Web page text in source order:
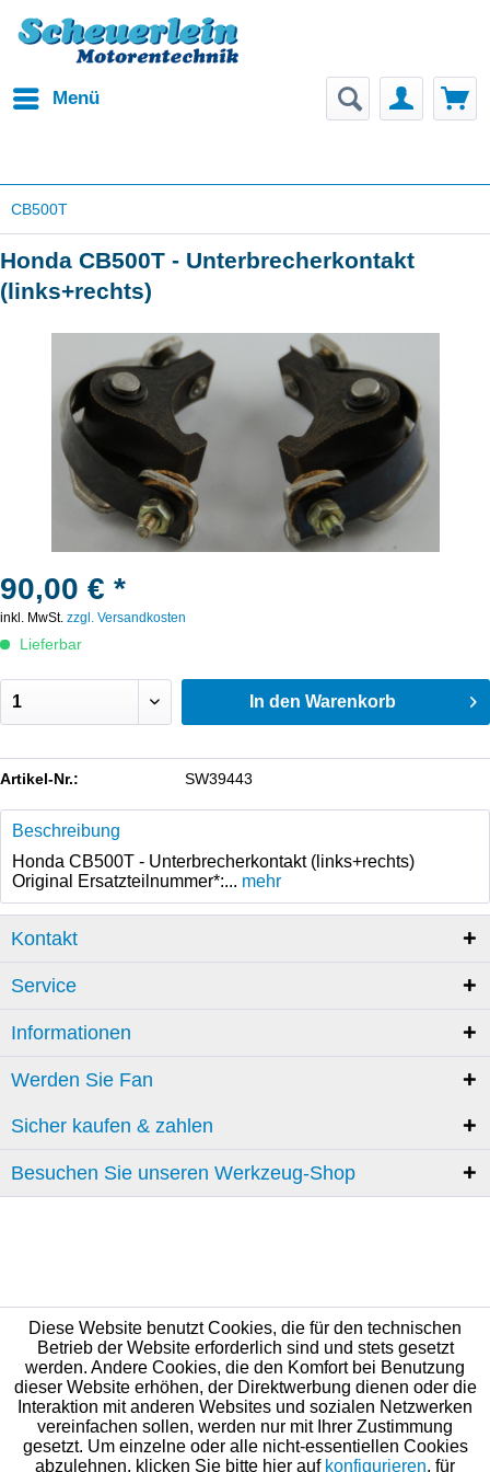
Menü
CB500T
Honda CB500T - Unterbrecherkontakt
(links+rechts)
90,00 € *
inkl. MwSt. zzgl. Versandkosten
Lieferbar
In den Warenkorb
Artikel-Nr.: SW39443
Beschreibung
Honda CB500T - Unterbrecherkontakt (links+rechts)
Original Ersatzteilnummer*:... mehr
Kontakt
Service
Informationen
Werden Sie Fan
Sicher kaufen & zahlen
Besuchen Sie unseren Werkzeug-Shop
Diese Website benutzt Cookies, die für den technischen
Betrieb der Website erforderlich sind und stets gesetzt
werden. Andere Cookies, die den Komfort bei Benutzung
dieser Website erhöhen, der Direktwerbung dienen oder die
Interaktion mit anderen Websites und sozialen Netzwerken
vereinfachen sollen, werden nur mit Ihrer Zustimmung
gesetzt. Um einzelne oder alle nicht-essentiellen Cookies
abzulehnen, klicken Sie bitte hier auf konfigurieren, für